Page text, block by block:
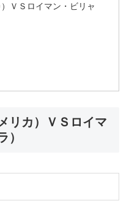
ＶＳロイマン・ビリャ
リカ）ＶＳロイマ
）